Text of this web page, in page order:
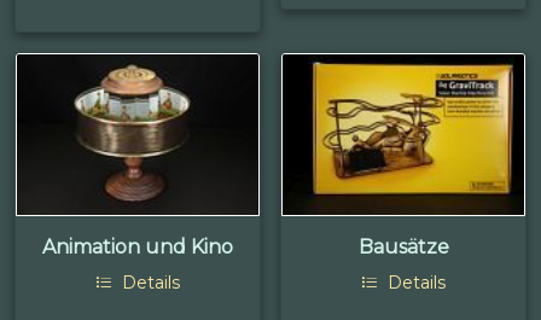
Animation und Kino
Details
Bausätze
Details